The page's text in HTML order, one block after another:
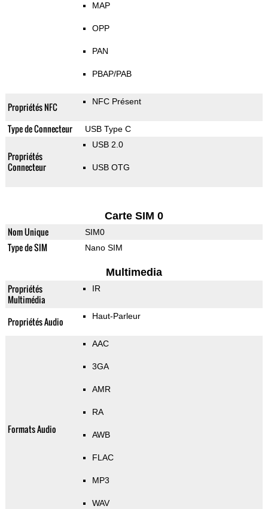
MAP
OPP
PAN
PBAP/PAB
Propriétés NFC NFC Présent
Type de Connecteur USB Type C
Propriétés
Connecteur
USB 2.0
USB OTG
Carte SIM 0
Nom Unique SIM0
Type de SIM Nano SIM
Multimedia
Propriétés
Multimédia
IR
Propriétés Audio Haut-Parleur
Formats Audio
AAC
3GA
AMR
RA
AWB
FLAC
MP3
WAV